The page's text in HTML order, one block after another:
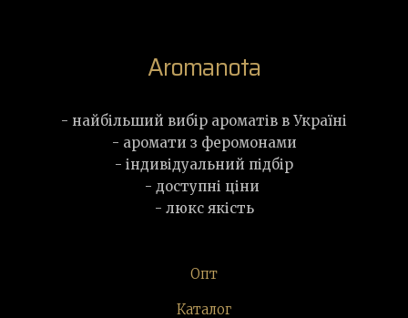
Aromanota
- найбільший вибір ароматів в Україні
- аромати з феромонами
- індивідуальний підбір
- доступні ціни
- люкс якість
Опт
Каталог